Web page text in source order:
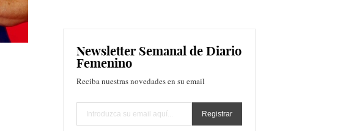
Newsletter Semanal de Diario
Femenino
Reciba nuestras novedades en su email